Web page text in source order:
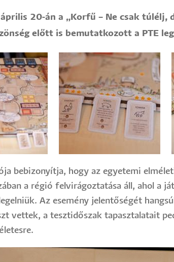
20-án a „Korfű – Ne csak túlélj,
előtt is bemutatkozott a PTE
bebizonyítja, hogy az egyetemi
a régió felvirágoztatása áll, ahol a
Az esemény jelentőségét
vettek, a tesztidőszak tapasztalatait